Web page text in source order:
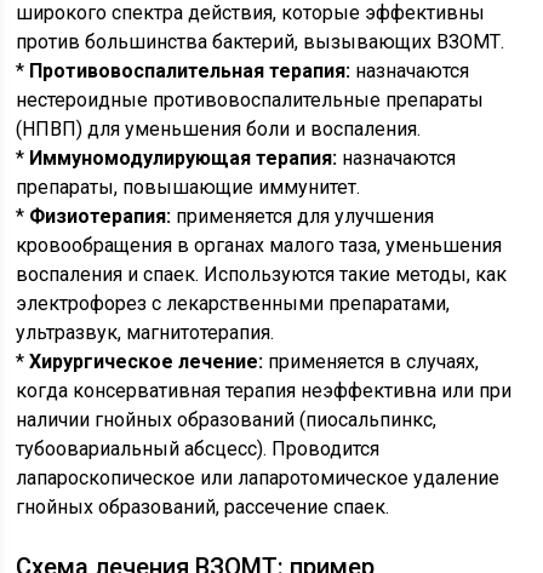
широкого спектра действия, которые эффективны
против большинства бактерий, вызывающих ВЗОМТ.
* Противовоспалительная терапия: назначаются
нестероидные противовоспалительные препараты
(НПВП) для уменьшения боли и воспаления.
* Иммуномодулирующая терапия: назначаются
препараты, повышающие иммунитет.
* Физиотерапия: применяется для улучшения
кровообращения в органах малого таза, уменьшения
воспаления и спаек. Используются такие методы, как
электрофорез с лекарственными препаратами,
ультразвук, магнитотерапия.
*Хирургическое лечение: применяется в случаях,
когда консервативная терапия неэффективна или при
наличии гнойных образований (пиосальпинкс,
тубоовариальный абсцесс). Проводится
лапароскопическое или лапаротомическое удаление
гнойных образований, рассечение спаек.
Схема лечения ВЗОМТ: пример